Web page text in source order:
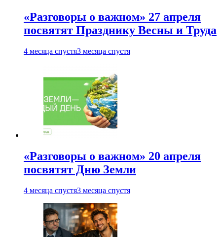
«Разговоры о важном» 27 апреля
посвятят Празднику Весны и Труда
4 месяца спустя3 месяца спустя
«Разговоры о важном» 20 апреля
посвятят Дню Земли
4 месяца спустя3 месяца спустя